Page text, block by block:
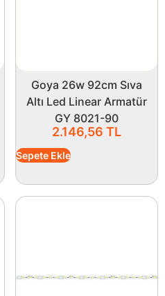
Goya 26w 92cm Sıva
Altı Led Linear Armatür
GY 8021-90
2.146,56 TL
Sepete Ekle